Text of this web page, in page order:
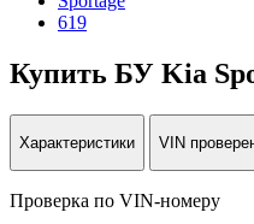
619
Купить БУ Kia
Характеристики VIN
Проверка по VIN-номеру